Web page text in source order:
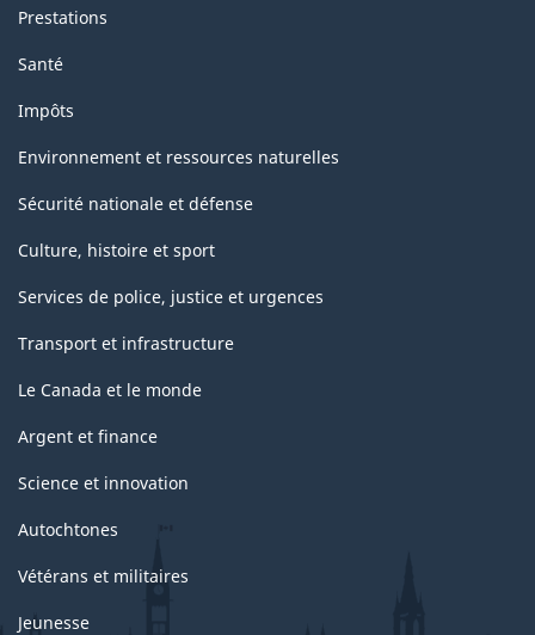
Prestations
Santé
Impôts
Environnement et ressources naturelles
Sécurité nationale et défense
Culture, histoire et sport
Services de police, justice et urgences
Transport et infrastructure
Le Canada et le monde
Argent et finance
Science et innovation
Autochtones
Vétérans et militaires
Jeunesse